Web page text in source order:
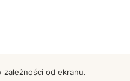
zależności od ekranu.